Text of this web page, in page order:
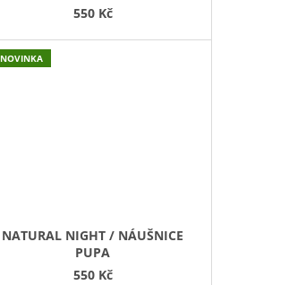
550 Kč
NOVINKA
NATURAL NIGHT / NÁUŠNICE
PUPA
550 Kč